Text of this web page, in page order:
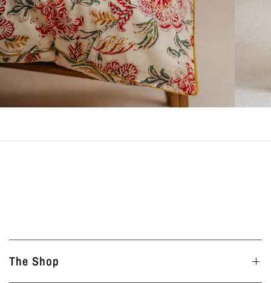
The Shop